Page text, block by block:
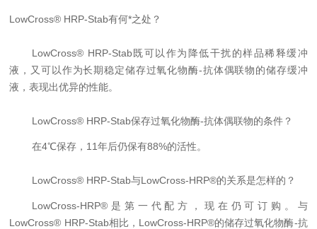
LowCross® HRP-Stab有何*之处？
LowCross® HRP-Stab既可以作为降低干扰的样品稀释缓冲
液，又可以作为长期稳定储存过氧化物酶-抗体偶联物的储存缓冲
液，表现出优异的性能。
LowCross® HRP-Stab保存过氧化物酶-抗体偶联物的条件？
在4℃保存， 11年后仍保有88%的活性。
LowCross® HRP-Stab与LowCross-HRP®的关系是怎样的？
LowCross-HRP® 是第一代配方，现在仍可订购。与
LowCross® HRP-Stab相比， LowCross-HRP®的储存过氧化物酶-抗